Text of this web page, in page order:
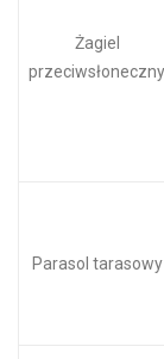
Żagiel
przeciwsłoneczny
Parasol tarasowy